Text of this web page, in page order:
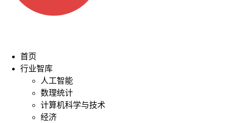
首页
行业智库
人工智能
数理统计
计算机科学与技术
经济